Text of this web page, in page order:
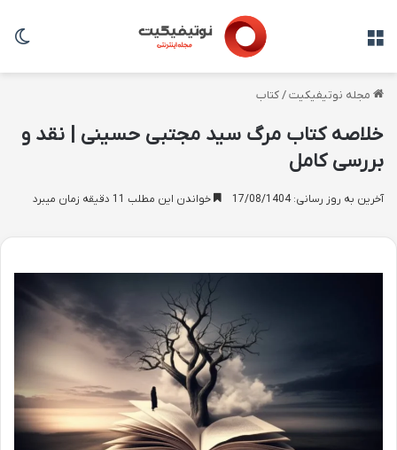
مجله نوتیفیکیت/کتاب
خلاصه کتاب مرگ سید مجتبی حسینی | نقد و
بررسی کامل
آخرین به روز رسانی: 17/08/1404 خواندن این مطلب 11 دقیقه زمان میبرد